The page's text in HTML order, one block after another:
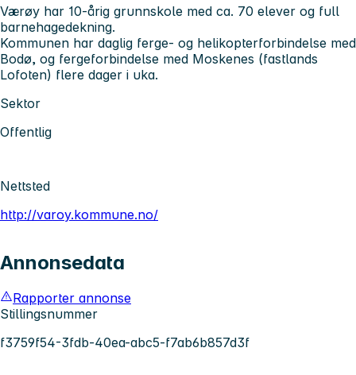
Værøy har 10-årig grunnskole med ca. 70 elever og full
barnehagedekning.
Kommunen har daglig ferge- og helikopterforbindelse med
Bodø, og fergeforbindelse med Moskenes (fastlands
Lofoten) flere dager i uka.
Sektor
Offentlig
Nettsted
http://varoy.kommune.no/
Annonsedata
Rapporter annonse
Stillingsnummer
f3759f54-3fdb-40ea-abc5-f7ab6b857d3f